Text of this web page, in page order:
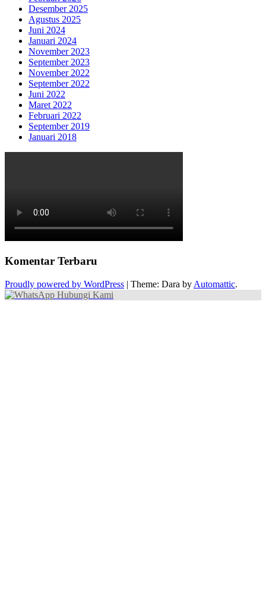
Desember 2025
Agustus 2025
Juni 2024
Januari 2024
November 2023
September 2023
November 2022
September 2022
Juni 2022
Maret 2022
Februari 2022
September 2019
Januari 2018
Komentar Terbaru
Proudly powered by WordPress | Theme: Dara by Automattic.
Hubungi Kami